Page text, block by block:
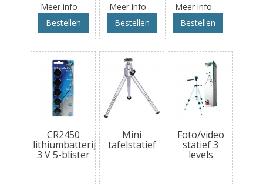
Meer info
Bestellen
Meer info
Bestellen
Meer info
Bestellen
CR2450
lithiumbatterij
3 V 5-blister
Mini
tafelstatief
Foto/video
statief 3
levels